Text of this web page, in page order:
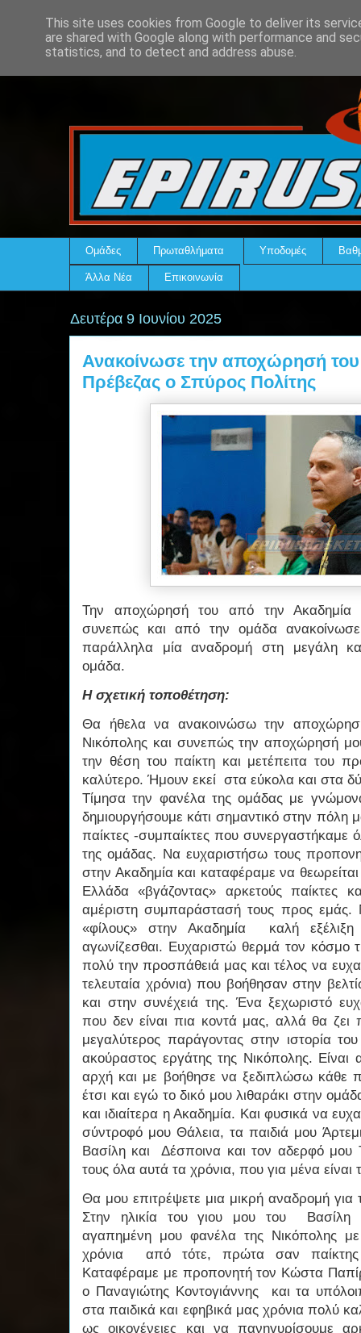
Ομάδες Πρωταθλήματα Υποδομές
Άλλα Νέα Επικοινωνία
Δευτέρα 9 Ιουνίου 2025
Ανακοίνωσε την αποχώρησή
Πρέβεζας ο Σπύρος Πολίτης
Την αποχώρησή του από την Ακαδημία
συνεπώς και από την ομάδα
παράλληλα μία αναδρομή στη μεγάλη
ομάδα.
Η σχετική τοποθέτηση:
Θα ήθελα να ανακοινώσω την
Νικόπολης και συνεπώς την αποχώρησή
την θέση του παίκτη και μετέπειτα του
καλύτερο. Ήμουν εκεί στα εύκολα και στα
Τίμησα την φανέλα της ομάδας με
δημιουργήσουμε κάτι σημαντικό στην
παίκτες -συμπαίκτες που συνεργαστήκαμε
της ομάδας. Να ευχαριστήσω τους
στην Ακαδημία και καταφέραμε να
Ελλάδα «βγάζοντας» αρκετούς παίκτες
αμέριστη συμπαράστασή τους προς εμάς.
«φίλους» στην Ακαδημία καλή
αγωνίζεσθαι. Ευχαριστώ θερμά τον κόσμο
πολύ την προσπάθειά μας και τέλος να
τελευταία χρόνια) που βοήθησαν στην
και στην συνέχειά της. Ένα ξεχωριστό
που δεν είναι πια κοντά μας, αλλά θα
μεγαλύτερος παράγοντας στην ιστορία
ακούραστος εργάτης της Νικόπολης.
αρχή και με βοήθησε να ξεδιπλώσω κάθε
έτσι και εγώ το δικό μου λιθαράκι στην
και ιδιαίτερα η Ακαδημία. Και φυσικά να
σύντροφό μου Θάλεια, τα παιδιά μου
Βασίλη και Δέσποινα και τον αδερφό μου
τους όλα αυτά τα χρόνια, που για μένα
Θα μου επιτρέψετε μια μικρή αναδρομή
Στην ηλικία του γιου μου του
αγαπημένη μου φανέλα της Νικόπολης
χρόνια από τότε, πρώτα σαν
Καταφέραμε με προπονητή τον Κώστα
ο Παναγιώτης Κοντογιάννης και τα
στα παιδικά και εφηβικά μας χρόνια πολύ
ως οικογένειες και να πανηγυρίσουμε
This site uses cookies from Google to deliver its
are shared with Google along with performance and
statistics, and to detect and address abuse.